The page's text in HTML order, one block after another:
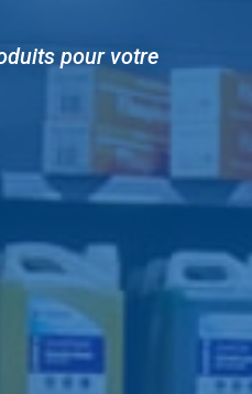
pour votre